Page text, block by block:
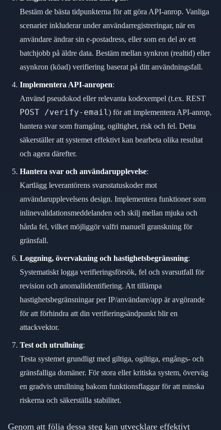
Bestäm de bästa tidpunkterna för att göra API-anrop. Vanliga
scenarier inkluderar under användarregistreringar, när en
användare ändrar sin e-postadress, eller som en del av ett
batchjobb på äldre data. Bestäm mellan synkron (realtid) eller
asynkron (köad) verifiering baserat på ditt användningsfall.
Implementera API-anropen:
Använd pseudokod eller relevanta kodexempel (t.ex. REST
POST /verify-email) för att implementera API-anrop,
hantera svar som framgång, ogiltighet, risk och fel. Detta
säkerställer att systemet effektivt kan bearbeta olika resultat
och agera därefter.
Hantera svar och användarupplevelse:
Kartlägg leverantörens svarsstatuskoder mot
användarupplevelsens design. Implementera funktioner som
inlinevalidationsmeddelanden och skilj mellan mjuka och
hårda fel, vilket möjliggör valfri manuell granskning för
gränsfall.
Loggning, övervakning och hastighetsbegränsning:
Systematiskt logga verifieringsförsök, fel och svarsutfall för
revision och anomaliidentifiering. Att tillämpa
hastighetsbegränsningar per IP/användare/app är avgörande
för att förhindra att din verifieringsändpunkt blir en
attackvektor.
Test och utrullning:
Testa systemet grundligt med giltiga, ogiltiga, engångs- och
gränsfalliga domäner. För stora eller kritiska system, överväg
en gradvis utrullning bakom funktionsflaggar för att minska
riskerna och säkerställa stabilitet.
Genom att följa dessa steg kan utvecklare effektivt